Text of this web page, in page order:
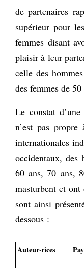
de partenaires
supérieur pour
femmes disant
plaisir à leur
celle des
des femmes de
Le constat
n’est pas
internationales
occidentaux, des
60 ans, 70 ans,
masturbent et ont
sont ainsi
dessous :
Auteur·rices